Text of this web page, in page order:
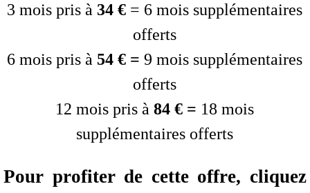
3 mois pris à 34 € = 6 mois supplémentaires
offerts
6 mois pris à 54 € = 9 mois supplémentaires
offerts
12 mois pris à 84 € = 18 mois
supplémentaires offerts
Pour profiter de cette offre, cliquez